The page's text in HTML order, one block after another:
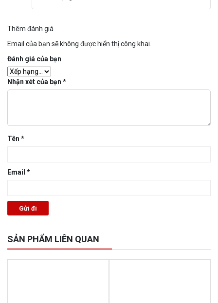
Thêm đánh giá
Email của bạn sẽ không được hiển thị công khai.
Đánh giá của bạn
Nhận xét của bạn *
Tên *
Email *
SẢN PHẨM LIÊN QUAN